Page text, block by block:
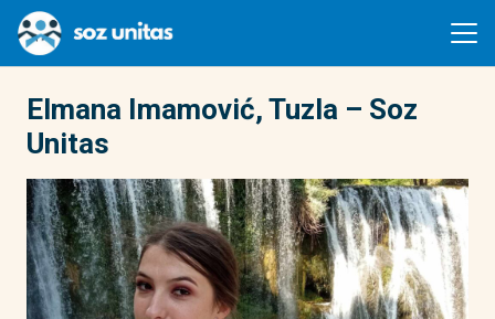
Elmana Imamović, Tuzla – Soz
Unitas